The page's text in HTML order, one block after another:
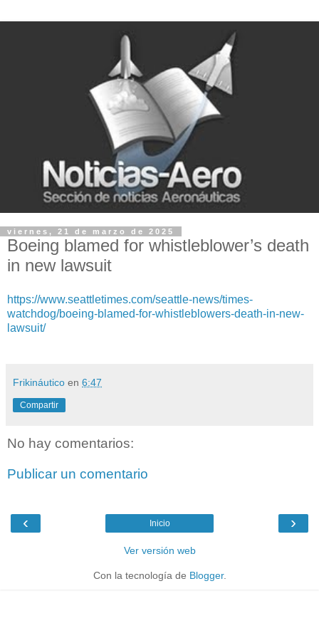
viernes, 21 de marzo de 2025
Boeing blamed for whistleblower’s death
in new lawsuit
https://www.seattletimes.com/seattle-news/times-
watchdog/boeing-blamed-for-whistleblowers-death-in-new-
lawsuit/
Frikináutico en 6:47
Compartir
No hay comentarios:
Publicar un comentario
‹ ›
Inicio
Ver versión web
Con la tecnología de Blogger.